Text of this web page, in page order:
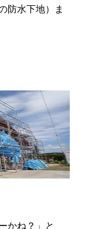
防水下地）ま
かね？」と